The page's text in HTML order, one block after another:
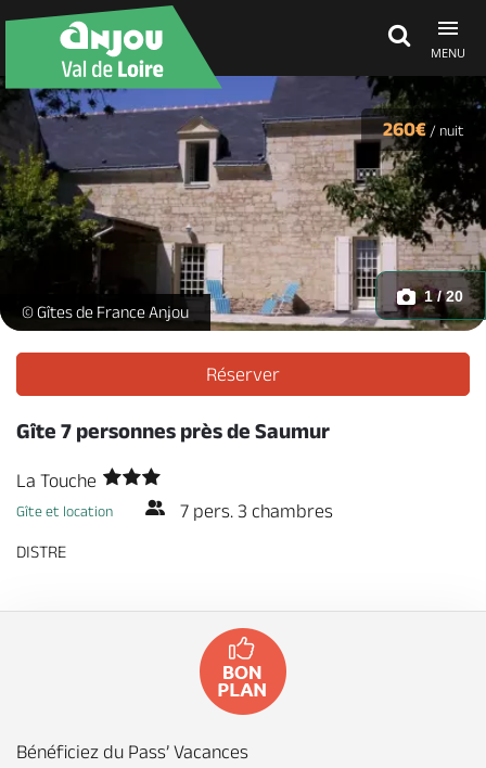
MENU
Découvrir
À voir, à faire
Agenda
Dormir, manger
Séjours, cadeaux
Offices de tourisme Comment venir ?
La Touche_1 -
© Gîtes de France Anjou
1 / 20
260€/ nuit
Réserver
Gîte 7 personnes près de Saumur
La Touche
Gîte et location 7 pers. 3 chambres
DISTRE
Bénéficiez du Pass’ Vacances